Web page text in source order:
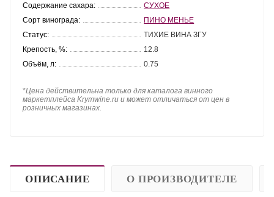
Содержание сахара:
СУХОЕ
Сорт винограда:
ПИНО МЕНЬЕ
Статус:
ТИХИЕ ВИНА ЗГУ
Крепость, %:
12.8
Объём, л:
0.75
*Цена действительна только для каталога винного
маркетплейса Krymwine.ru и может отличаться от цен в
розничных магазинах.
ОПИСАНИЕ О ПРОИЗВОДИТЕЛЕ